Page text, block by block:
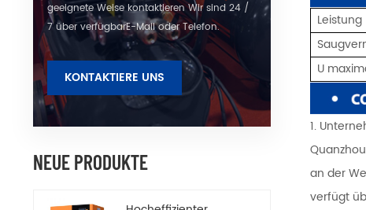
geeignete Weise kontaktieren Wir sind 24 /
7 über verfügbarE-Mail oder Telefon.
KONTAKTIERE UNS
NEUE PRODUKTE
U
1.
an der
verfügt